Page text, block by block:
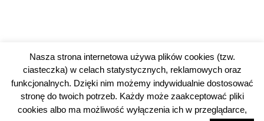
Nasza strona internetowa używa plików cookies (tzw.
ciasteczka) w celach statystycznych, reklamowych oraz
funkcjonalnych. Dzięki nim możemy indywidualnie dostosować
stronę do twoich potrzeb. Każdy może zaakceptować pliki
cookies albo ma możliwość wyłączenia ich w przeglądarce,